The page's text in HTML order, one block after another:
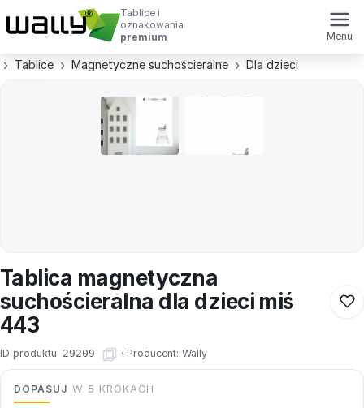
Tablice i
oznakowania
premium
Menu
Tablice Magnetyczne suchościeralne Dla dzieci
Tablica magnetyczna
suchościeralna dla dzieci miś
443
ID produktu: 29209 · Producent: Wally
DOPASUJ W 5 KROKACH